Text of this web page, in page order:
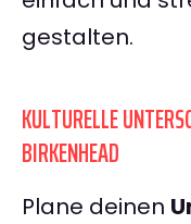
gestalten.
KULTURELLE
BIRKENHEAD
Plane deinen